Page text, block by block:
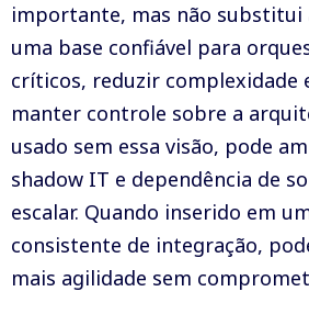
importante, mas não substitui
uma base confiável para
críticos, reduzir complexidade
manter controle sobre a
usado sem essa visão, pode
shadow IT e dependência de
escalar. Quando inserido em
consistente de integração,
mais agilidade sem